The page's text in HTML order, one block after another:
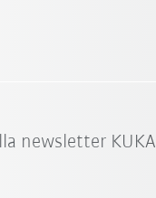
newsletter KUKA